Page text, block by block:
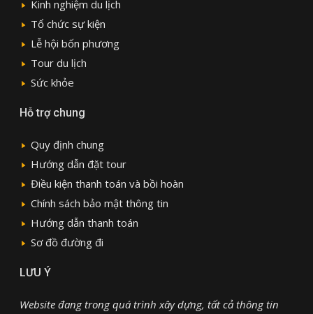
Kinh nghiệm du lịch
Tổ chức sự kiện
Lễ hội bốn phương
Tour du lịch
Sức khỏe
Hỗ trợ chung
Quy định chung
Hướng dẫn đặt tour
Điều kiện thanh toán và bồi hoàn
Chính sách bảo mật thông tin
Hướng dẫn thanh toán
Sơ đồ đường đi
LƯU Ý
Website đang trong quá trình xây dựng, tất cả thông tin